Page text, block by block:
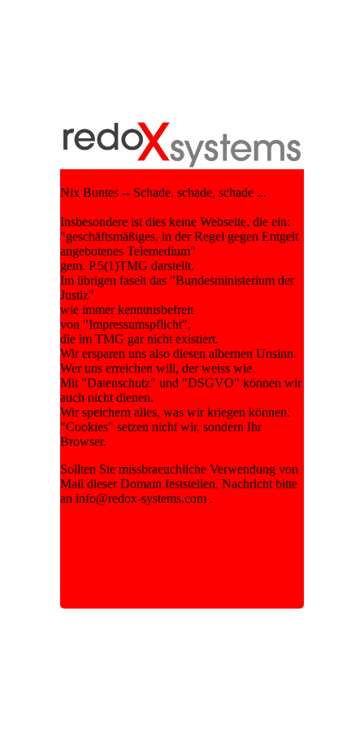
Nix Buntes -- Schade, schade, schade ...
Insbesondere ist dies keine Webseite, die ein:
"geschäftsmäßiges, in der Regel gegen Entgelt
angebotenes Telemedium"
gem. P.5(1)TMG darstellt.
Im übrigen faselt das "Bundesministerium der
Justiz"
wie immer kenntnisbefreit
von "Impressumspflicht",
die im TMG gar nicht existiert.
Wir ersparen uns also diesen albernen Unsinn.
Wer uns erreichen will, der weiss wie.
Mit "Datenschutz" und "DSGVO" können wir
auch nicht dienen.
Wir speichern alles, was wir kriegen können.
"Cookies" setzen nicht wir, sondern Ihr
Browser.
Sollten Sie missbraeuchliche Verwendung von
Mail dieser Domain feststellen, Nachricht bitte
an info@redox-systems.com .